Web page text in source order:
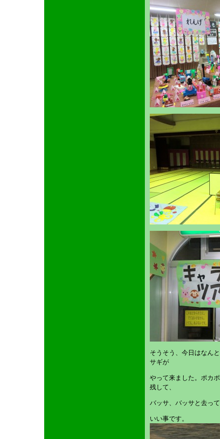
そうそう、今日はなん
サギが
やって来ました。ポカ
残して、
バッサ、バッサと去っ
いい事です。